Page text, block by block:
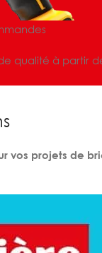
qualité à partir
vos projets de